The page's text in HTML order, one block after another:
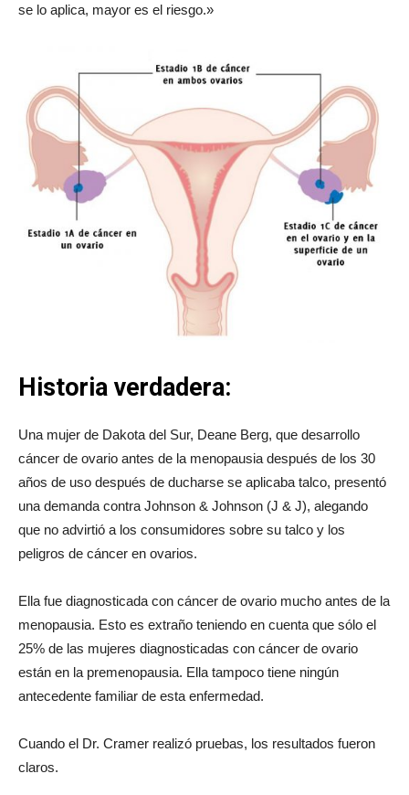
se lo aplica, mayor es el riesgo.»
Historia verdadera:
Una mujer de Dakota del Sur, Deane Berg, que desarrollo
cáncer de ovario antes de la menopausia después de los 30
años de uso después de ducharse se aplicaba talco, presentó
una demanda contra Johnson & Johnson (J & J), alegando
que no advirtió a los consumidores sobre su talco y los
peligros de cáncer en ovarios.
Ella fue diagnosticada con cáncer de ovario mucho antes de la
menopausia. Esto es extraño teniendo en cuenta que sólo el
25% de las mujeres diagnosticadas con cáncer de ovario
están en la premenopausia. Ella tampoco tiene ningún
antecedente familiar de esta enfermedad.
Cuando el Dr. Cramer realizó pruebas, los resultados fueron
claros.